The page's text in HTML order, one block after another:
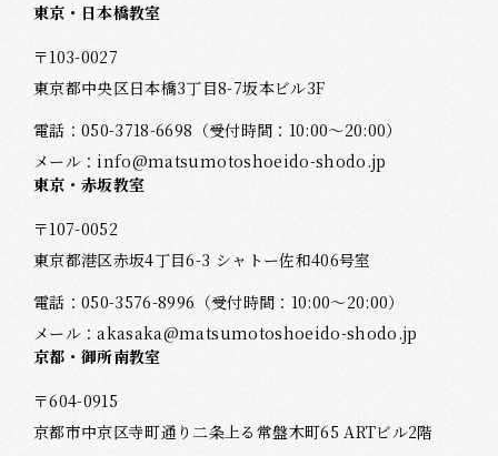
東京・日本橋教室
〒103-0027
東京都中央区日本橋3丁目8-7坂本ビル3F
電話：050-3718-6698 （受付時間：10:00～20:00）
メール： info@matsumotoshoeido-shodo.jp
東京・赤坂教室
〒107-0052
東京都港区赤坂4丁目6-3 シャトー佐和406号室
電話：050-3576-8996 （受付時間：10:00～20:00）
メール：akasaka@matsumotoshoeido-shodo.jp
京都・御所南教室
〒604-0915
京都市中京区寺町通り二条上る常盤木町65 ARTビル2階